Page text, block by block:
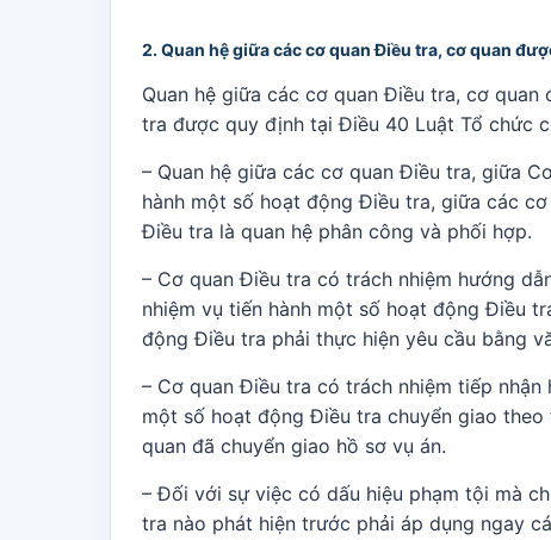
2. Quan hệ giữa các cơ quan Điều tra, cơ quan
Quan hệ giữa các cơ quan Điều tra, cơ
tra được quy định tại Điều 40 Luật Tổ chức
– Quan hệ giữa các cơ quan Điều tra, giữa
hành một số hoạt động Điều tra, giữa các
Điều tra là quan hệ phân công và phối hợp.
– Cơ quan Điều tra có trách nhiệm hướng
nhiệm vụ tiến hành một số hoạt động Điều
động Điều tra phải thực hiện yêu cầu bằng
– Cơ quan Điều tra có trách nhiệm tiếp
một số hoạt động Điều tra chuyển giao
quan đã chuyển giao hồ sơ vụ án.
– Đối với sự việc có dấu hiệu phạm tội mà
tra nào phát hiện trước phải áp dụng ngay